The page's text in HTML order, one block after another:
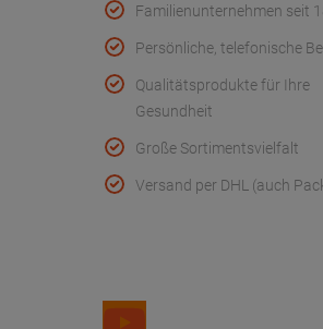
Familienunternehmen seit
Persönliche, telefonische
Qualitätsprodukte für Ihre
Gesundheit
Große Sortimentsvielfalt
Versand per DHL (auch